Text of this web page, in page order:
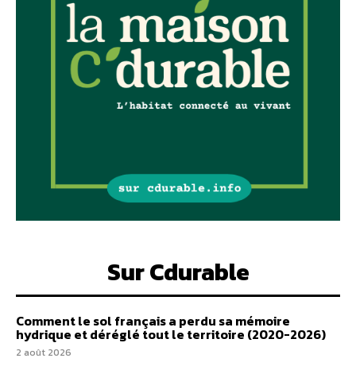
Sur Cdurable
Comment le sol français a perdu sa mémoire
hydrique et déréglé tout le territoire (2020-2026)
2 août 2026